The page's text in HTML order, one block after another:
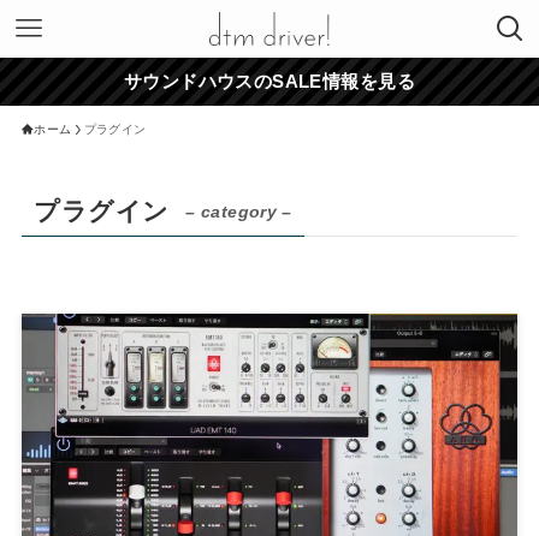
サウンドハウスのSALE情報を見る
ホーム プラグイン
プラグイン – category –